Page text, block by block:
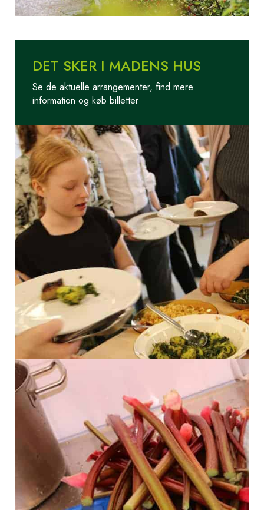
DET SKER I MADENS HUS
Se de aktuelle arrangementer, find mere
information og køb billetter